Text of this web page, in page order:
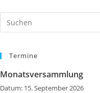
Termine
Monatsversammlung
Datum: 15. September 2026